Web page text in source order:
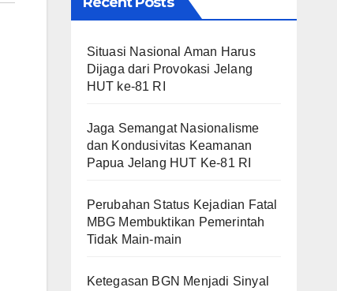
Situasi Nasional Aman Harus
Dijaga dari Provokasi Jelang
HUT ke-81 RI
Jaga Semangat Nasionalisme
dan Kondusivitas Keamanan
Papua Jelang HUT Ke-81 RI
Perubahan Status Kejadian Fatal
MBG Membuktikan Pemerintah
Tidak Main-main
Ketegasan BGN Menjadi Sinyal